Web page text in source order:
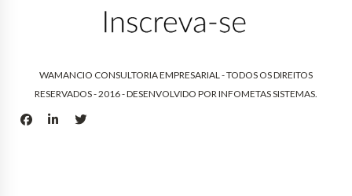
WAMANCIO CONSULTORIA EMPRESARIAL - TODOS OS DIREITOS
RESERVADOS - 2016 - DESENVOLVIDO PORINFOMETAS SISTEMAS.